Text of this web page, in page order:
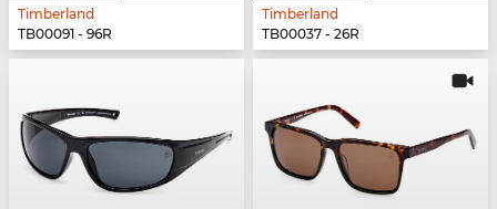
Timberland
TB00091 - 96R
Timberland
TB00037 - 26R